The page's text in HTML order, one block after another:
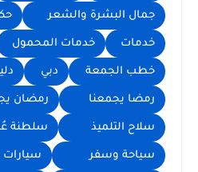
جمال البشرة والشعر
خدمات خدمات المحمول
خطب الجمعة دبي
رمضا يجمعنا رمضان
سلاح التلميذ سلطنة
سياحة وسفر